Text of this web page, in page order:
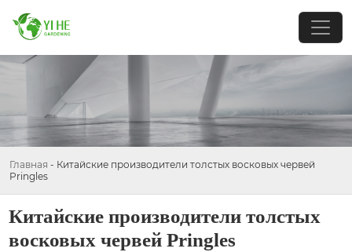
Главная - Китайские производители толстых восковых червей
Pringles
Китайские производители толстых
восковых червей Pringles